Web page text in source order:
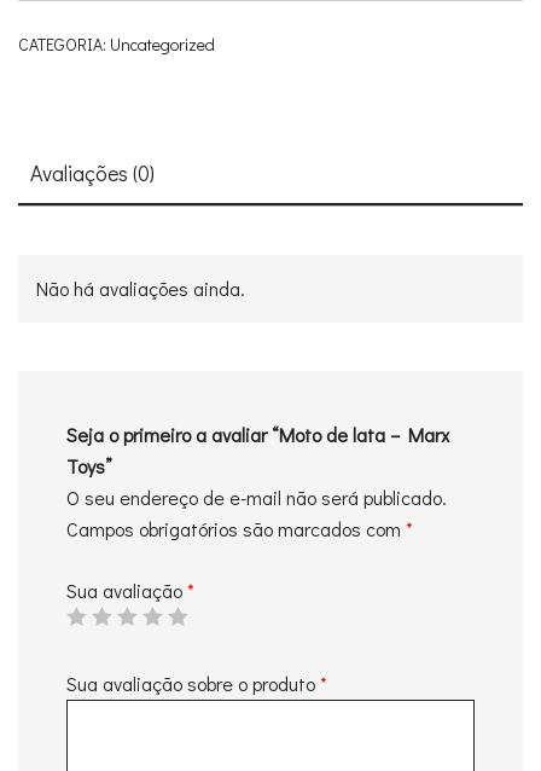
CATEGORIA: Uncategorized
Avaliações (0)
Não há avaliações ainda.
Seja o primeiro a avaliar “Moto de lata – Marx
Toys”
O seu endereço de e-mail não será publicado.
Campos obrigatórios são marcados com *
Sua avaliação*
Sua avaliação sobre o produto*